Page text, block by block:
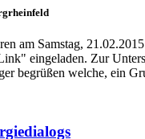
am Samstag,
eingeladen. Zur
begrüßen welche, ein